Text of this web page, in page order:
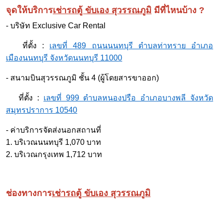
จุดให้บริการเช่ารถตู้ ขับเอง สุวรรณภูมิ มีที่ไหนบ้าง ?
- บริษัท Exclusive Car Rental
ที่ตั้ง :
เลขที่ 489 ถนนนนทบุรี ตำบลท่าทราย อำเภอ
เมืองนนทบุรี จังหวัดนนทบุรี 11000
- สนามบินสุวรรณภูมิ ชั้น 4 (ผู้โดยสารขาออก)
ที่ตั้ง :
เลขที่ 999 ตำบลหนองปรือ อำเภอบางพลี จังหวัด
สมุทรปราการ 10540
- ค่าบริการจัดส่งนอกสถานที่
1. บริเวณนนทบุรี 1,070 บาท
2. บริเวณกรุงเทพ 1,712 บาท
ช่องทางการเช่ารถตู้ ขับเอง สุวรรณภูมิ